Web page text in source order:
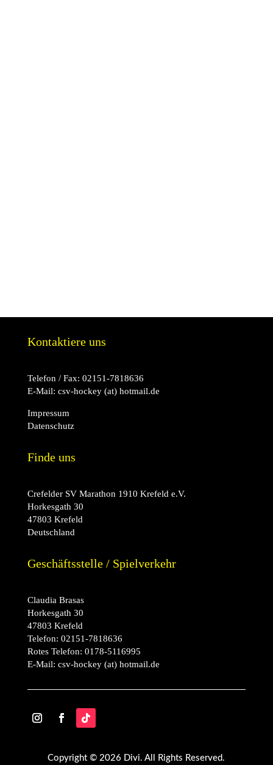
Kontaktiere uns
Telefon / Fax: 02151-7818636
E-Mail: csv-hockey (at) hotmail.de
Impressum
Datenschutz
Finde uns
Crefelder SV Marathon 1910 Krefeld e.V.
Horkesgath 30
47803 Krefeld
Deutschland
Geschäftsstelle / Spielverkehr
Claudia Brasas
Horkesgath 30
47803 Krefeld
Telefon: 02151-7818636
Rotes Telefon: 0178-5116995
E-Mail: csv-hockey (at) hotmail.de
Copyright © 2026 Divi. All Rights Reserved.